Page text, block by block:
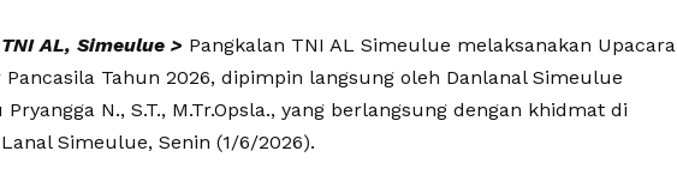
AL, Simeulue > Pangkalan TNI AL Simeulue melaksanakan Upacara
Tahun 2026, dipimpin langsung oleh Danlanal Simeulue
N., S.T., M.Tr.Opsla., yang berlangsung dengan khidmat di
Simeulue, Senin (1/6/2026).